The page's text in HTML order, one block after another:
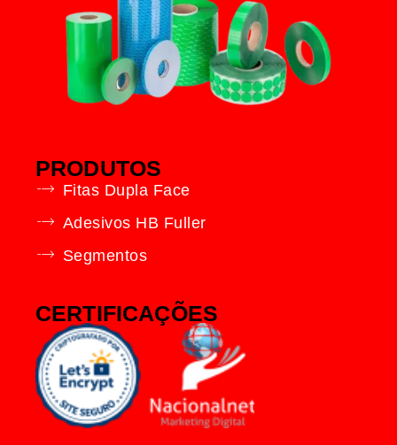
PRODUTOS
Fitas Dupla Face
Adesivos HB Fuller
Segmentos
CERTIFICAÇÕES